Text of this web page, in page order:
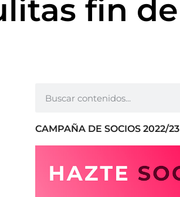
fin de
CAMPAÑA DE SOCIOS 2022/23